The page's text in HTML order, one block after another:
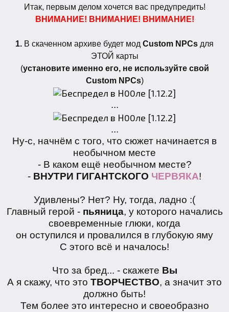
Итак, первым делом хочется вас предупредить!
ВНИМАНИЕ! ВНИМАНИЕ! ВНИМАНИЕ!
1. В скаченном архиве будет мод Custom NPCs для
ЭТОЙ карты
(установите именно его, не используйте свой
Custom NPCs)
...
...
Ну-с, начнём с того, что сюжет начинается в
необычном месте
- В каком ещё необычном месте?
- ВНУТРИ ГИГАНТСКОГО ЧЕРВЯКА!
Удивлены? Нет? Ну, тогда, ладно :(
Главный герой - пьяница, у которого начались
своевременные глюки, когда
он оступился и провалился в глубокую яму
С этого всё и началось!
Что за бред... - скажете Вы
А я скажу, что это ТВОРЧЕСТВО, а значит это
должно быть!
Тем более это интересно и своеобразно